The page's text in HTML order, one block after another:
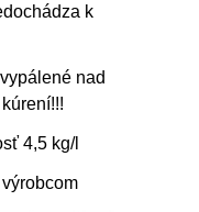
k
nad
4,5 kg/l